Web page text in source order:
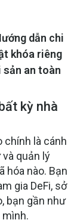
dẫn chi
khóa riêng
an toàn
kỳ nhà
chính là cánh
quản lý
hóa nào. Bạn
gia DeFi, sở
bạn gần như